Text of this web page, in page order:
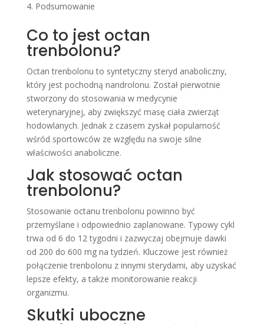
Podsumowanie
Co to jest octan
trenbolonu?
Octan trenbolonu to syntetyczny steryd anaboliczny,
który jest pochodną nandrolonu. Został pierwotnie
stworzony do stosowania w medycynie
weterynaryjnej, aby zwiększyć masę ciała zwierząt
hodowlanych. Jednak z czasem zyskał popularność
wśród sportowców ze względu na swoje silne
właściwości anaboliczne.
Jak stosować octan
trenbolonu?
Stosowanie octanu trenbolonu powinno być
przemyślane i odpowiednio zaplanowane. Typowy cykl
trwa od 6 do 12 tygodni i zazwyczaj obejmuje dawki
od 200 do 600 mg na tydzień. Kluczowe jest również
połączenie trenbolonu z innymi sterydami, aby uzyskać
lepsze efekty, a także monitorowanie reakcji
organizmu.
Skutki uboczne